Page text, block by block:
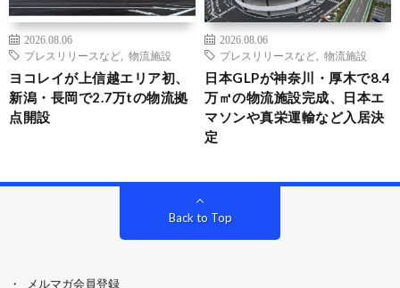
2026.08.06
プレスリリースなど
物流施設
ヨコレイが上信越エリア初、
新潟・長岡で2.7万tの物流拠
点開設
2026.08.06
プレスリリースなど
物流施設
日本GLPが神奈川・厚木で8.4
万㎡の物流施設完成、日本エ
マソンや真栄運輸など入居決
定
Back to Top
メルマガ会員登録